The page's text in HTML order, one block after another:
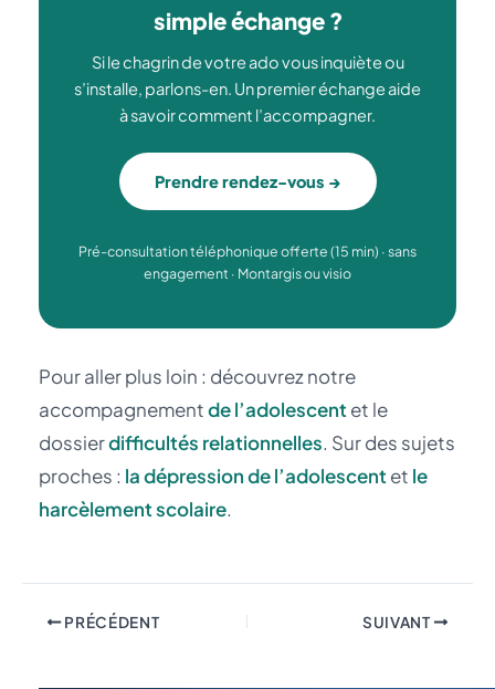
simple échange ?
Si le chagrin de votre ado vous inquiète ou
s’installe, parlons-en. Un premier échange aide
à savoir comment l’accompagner.
Prendre rendez-vous →
Pré-consultation téléphonique offerte (15 min) · sans
engagement · Montargis ou visio
Pour aller plus loin : découvrez notre
accompagnementde l’adolescent et le
dossierdifficultés relationnelles. Sur des sujets
proches : la dépression de l’adolescent et le
harcèlement scolaire.
PRÉCÉDENT SUIVANT